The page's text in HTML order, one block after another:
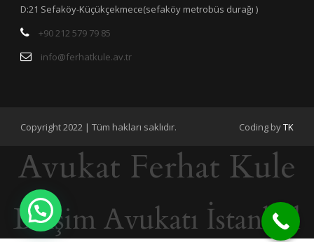
D:21 Sefaköy-Küçükçekmece(sefaköy metrobüs durağı )
+90 212 579 79 85
info@ferhatkule.av.tr
Copyright 2022 | Tüm hakları saklıdır. Coding byTK
Avukat Ferhat Kule
Bilişim Avukatı İstanbul